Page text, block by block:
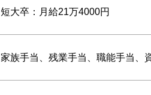
短大卒：月給21万4000円
家族手当、残業手当、職能手当、